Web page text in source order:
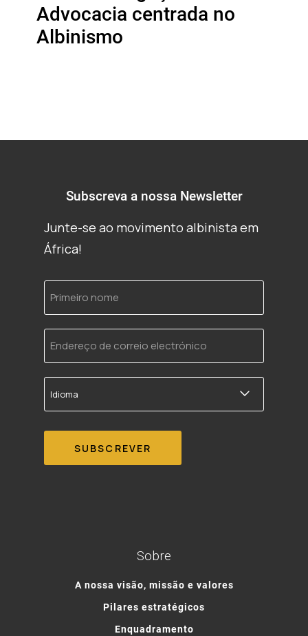
Advocacia centrada no
Albinismo
Subscreva a nossa Newsletter
Junte-se ao movimento albinista em
África!
Primeiro
nome
Endereço
de
correio
electrónico
Idioma
Sobre
A nossa visão, missão e valores
Pilares estratégicos
Enquadramento